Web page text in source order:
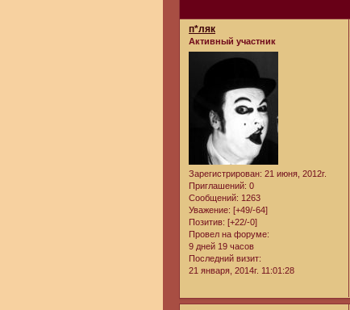
п*ляк
Активный участник
Зарегистрирован: 21 июня, 2012г.
Приглашений: 0
Сообщений: 1263
Уважение: [+49/-64]
Позитив: [+22/-0]
Провел на форуме:
9 дней 19 часов
Последний визит:
21 января, 2014г. 11:01:28